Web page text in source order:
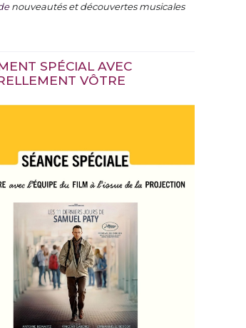
nouveautés et découvertes musicales
SPÉCIAL AVEC
VÔTRE